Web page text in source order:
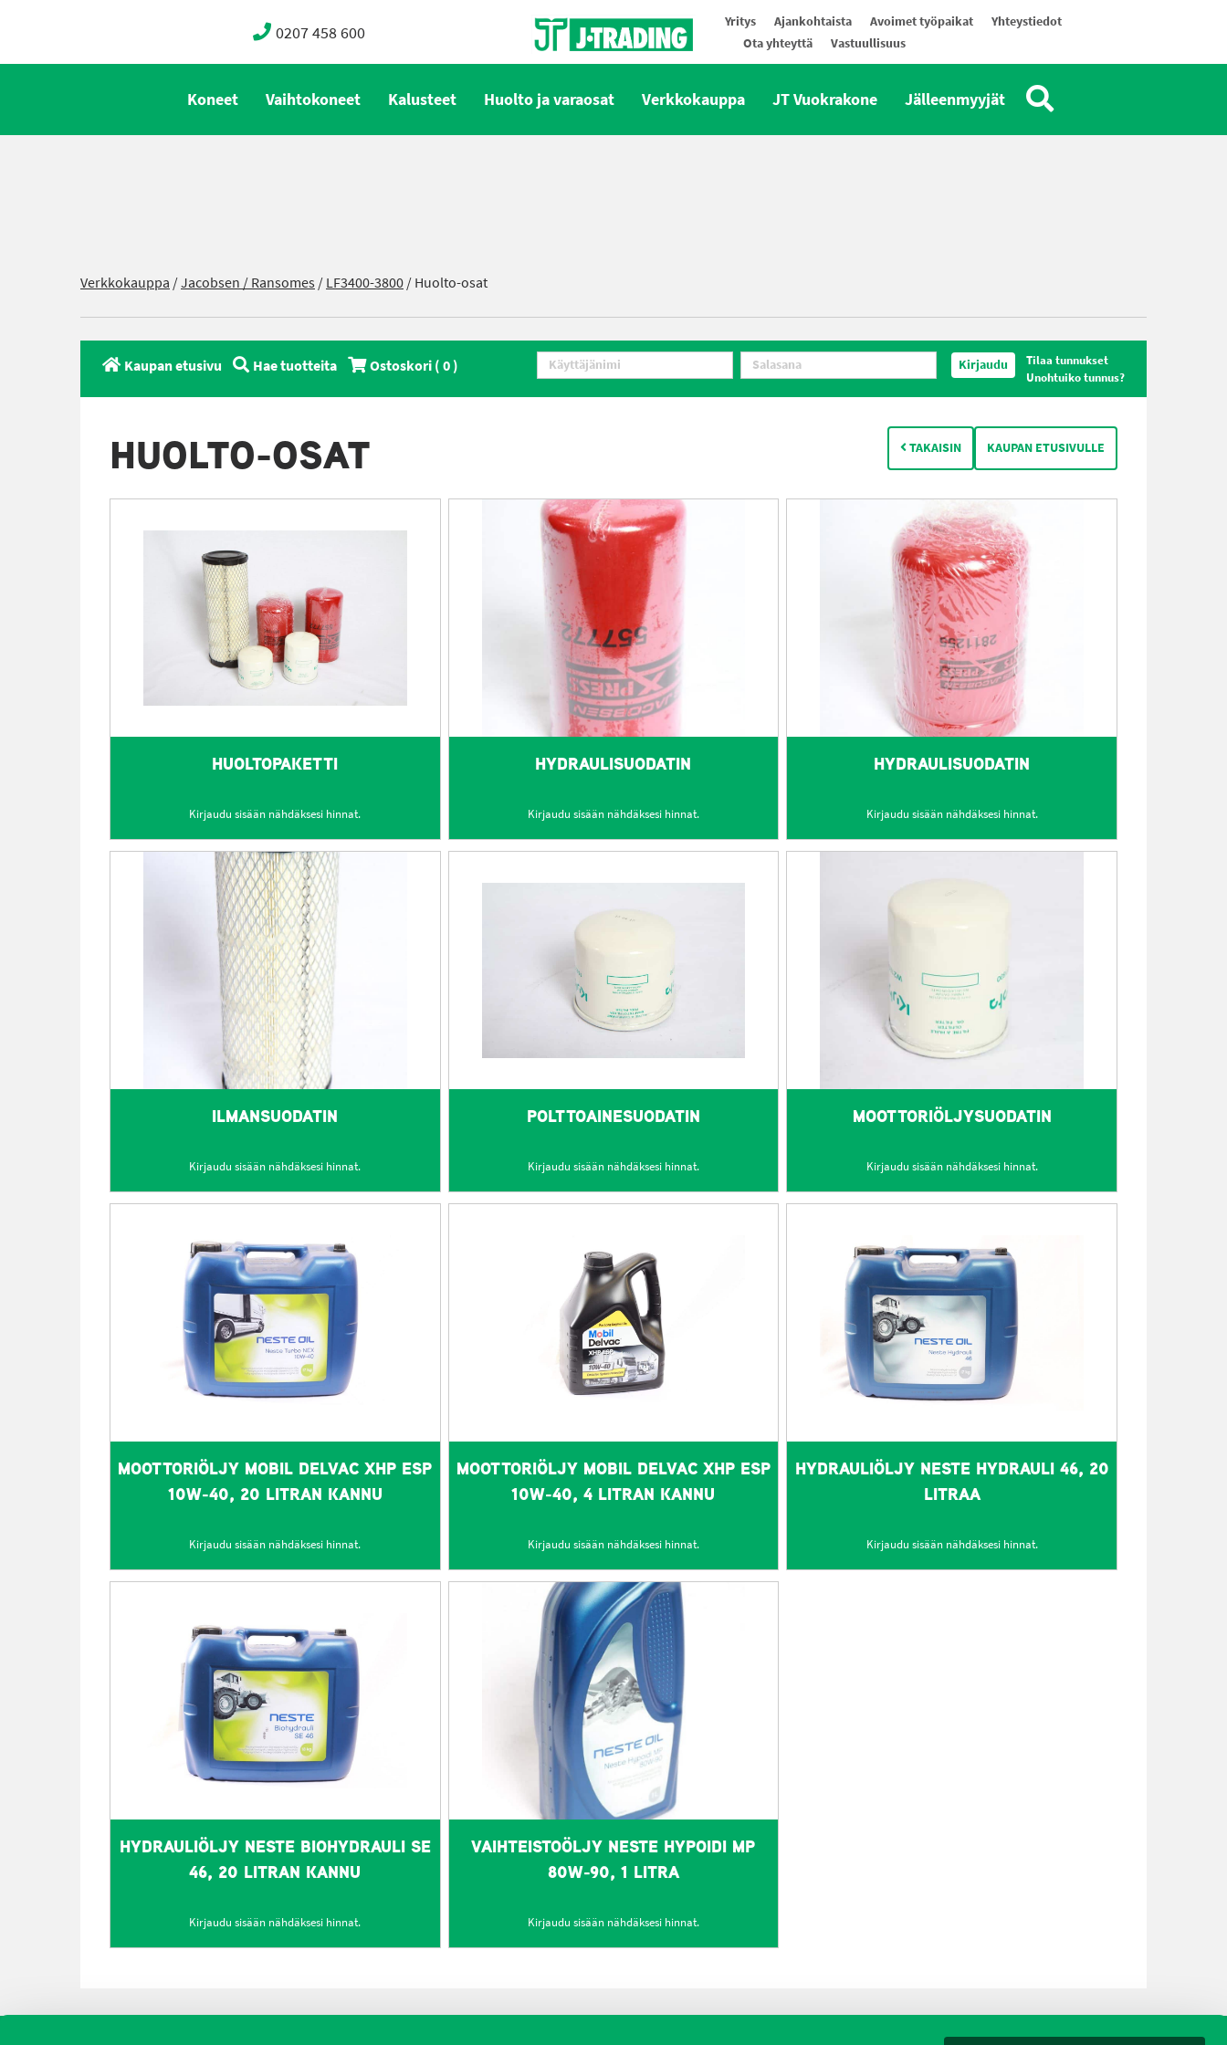
0207 458 600 Yritys Ajankohtaista Avoimet työpaikat
Yhteystiedot
Ota yhteyttä
Vastuullisuus
Koneet Vaihtokoneet Kalusteet Huolto ja varaosat Verkkokauppa JT Vuokrakone Jälleenmyyjät
Verkkokauppa /Jacobsen / Ransomes /LF3400-3800/Huolto-osat
Kaupan etusivu Hae tuotteita Ostoskori (0) Kirjaudu
Tilaa tunnukset
Unohtuiko tunnus?
HUOLTO-OSAT TAKAISIN KAUPAN ETUSIVULLE
HUOLTOPAKETTI
Kirjaudu sisään nähdäksesi hinnat.
HYDRAULISUODATIN
Kirjaudu sisään nähdäksesi hinnat.
HYDRAULISUODATIN
Kirjaudu sisään nähdäksesi hinnat.
ILMANSUODATIN
Kirjaudu sisään nähdäksesi hinnat.
POLTTOAINESUODATIN
Kirjaudu sisään nähdäksesi hinnat.
MOOTTORIÖLJYSUODATIN
Kirjaudu sisään nähdäksesi hinnat.
MOOTTORIÖLJY MOBIL DELVAC XHP ESP
10W-40, 20 LITRAN KANNU
Kirjaudu sisään nähdäksesi hinnat.
MOOTTORIÖLJY MOBIL DELVAC XHP ESP
10W-40, 4 LITRAN KANNU
Kirjaudu sisään nähdäksesi hinnat.
HYDRAULIÖLJY NESTE HYDRAULI 46, 20
LITRAA
Kirjaudu sisään nähdäksesi hinnat.
HYDRAULIÖLJY NESTE BIOHYDRAULI SE
46, 20 LITRAN KANNU
Kirjaudu sisään nähdäksesi hinnat.
VAIHTEISTOÖLJY NESTE HYPOIDI MP
80W-90, 1 LITRA
Kirjaudu sisään nähdäksesi hinnat.